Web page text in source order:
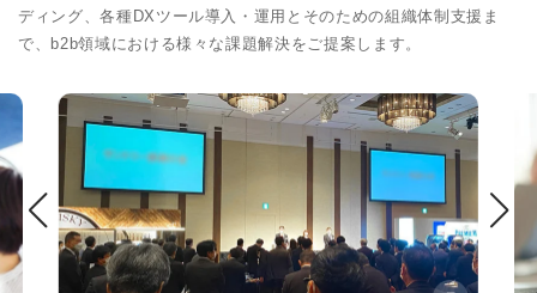
ディング、各種DXツール導入・運用とそのための組織体制支援ま
で、b2b領域における様々な課題解決をご提案します。